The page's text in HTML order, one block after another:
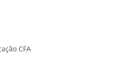
CFA